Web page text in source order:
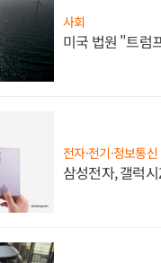
사회
미국 법원 "트럼
전자·전기·정보통신
삼성전자, 갤럭